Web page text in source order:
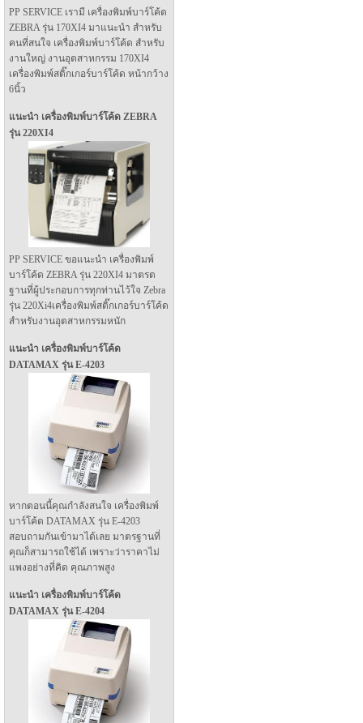
PP SERVICE เรามี เครื่องพิมพ์บาร์โค้ด
ZEBRA รุ่น 170XI4 มาแนะนำ สำหรับ
คนที่สนใจ เครื่องพิมพ์บาร์โค้ด สำหรับ
งานใหญ่ งานอุตสาหกรรม 170XI4
เครื่องพิมพ์สติ๊กเกอร์บาร์โค้ด หน้ากว้าง
6นิ้ว
แนะนำ เครื่องพิมพ์บาร์โค้ด ZEBRA
รุ่น 220XI4
PP SERVICE ขอแนะนำ เครื่องพิมพ์
บาร์โค้ด ZEBRA รุ่น 220XI4 มาตรต
ฐานที่ผู้ประกอบการทุกท่านไว้ใจ Zebra
รุ่น 220Xi4เครื่องพิมพ์สติ๊กเกอร์บาร์โค้ด
สำหรับงานอุตสาหกรรมหนัก
แนะนำ เครื่องพิมพ์บาร์โค้ด
DATAMAX รุ่น E-4203
หากตอนนี้คุณกำลังสนใจ เครื่องพิมพ์
บาร์โค้ด DATAMAX รุ่น E-4203
สอบถามกันเข้ามาได้เลย มาตรฐานที่
คุณก็สามารถใช้ได้ เพราะว่าราคาไม่
แพงอย่างที่คิด คุณภาพสูง
แนะนำ เครื่องพิมพ์บาร์โค้ด
DATAMAX รุ่น E-4204